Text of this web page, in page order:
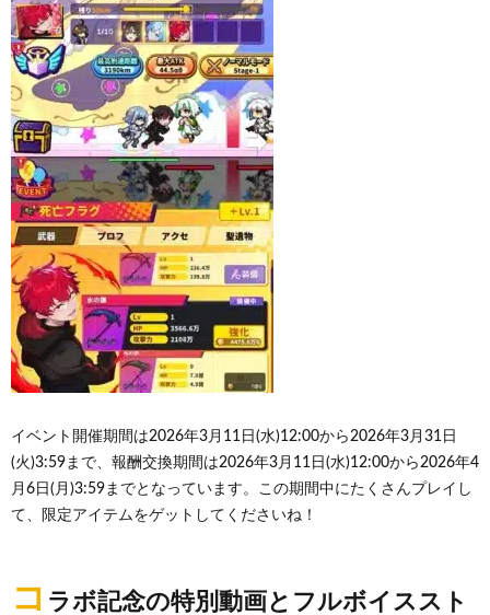
イベント開催期間は2026年3月11日(水)12:00から2026年3月31日
(火)3:59まで、報酬交換期間は2026年3月11日(水)12:00から2026年4
月6日(月)3:59までとなっています。この期間中にたくさんプレイし
て、限定アイテムをゲットしてくださいね！
コ ラボ記念の特別動画とフルボイススト